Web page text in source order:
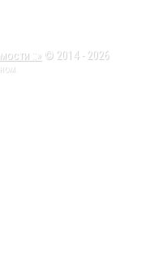
::» © 2014 - 2026